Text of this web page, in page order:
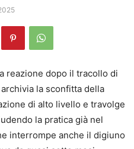
reazione dopo il tracollo di
archivia la sconfitta della
di alto livello e travolge
la pratica già nel
interrompe anche il digiuno